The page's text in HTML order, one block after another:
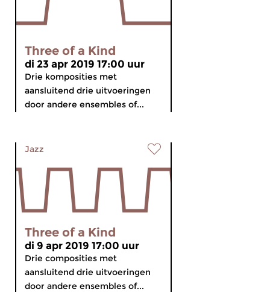
Three of a Kind
di 23 apr 2019 17:00 uur
Drie komposities met
aansluitend drie uitvoeringen
door andere ensembles of...
Jazz
Three of a Kind
di 9 apr 2019 17:00 uur
Drie composities met
aansluitend drie uitvoeringen
door andere ensembles of...